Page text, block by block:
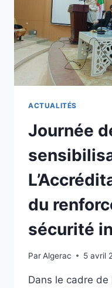
ACTUALITÉS
Journée
du
sécurité
ParAlgerac 5 avril
Dans le cadre